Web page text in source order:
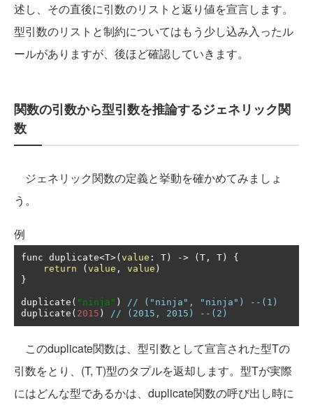
述し、その直後に引数のリストと返り値を宣言します。
型引数のリストと制約についてはもう少し込み入ったル
ールがありますが、後ほど確認していきます。
関数の引数から型引数を推論するジェネリック関
数
ジェネリック関数の定義と挙動を確かめてみましょ
う。
例
func duplicate<T>( value : T ) -> ( T , T )
{
return
( value , value )
}
duplicate ( "ninja" )
// ("ninja", "ninja") --(1)
duplicate ( 2015 ) // (2015, 2015) --(2)
このduplicate関数は、型引数として宣言された型Tの
引数をとり、(T, T)型のタプルを返却します。型Tが実際
にはどんな型であるかは、duplicate関数の呼び出し時に